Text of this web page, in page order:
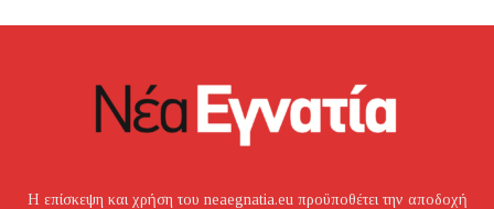
Η επίσκεψη και χρήση του neaegnatia.eu προϋποθέτει την αποδοχή